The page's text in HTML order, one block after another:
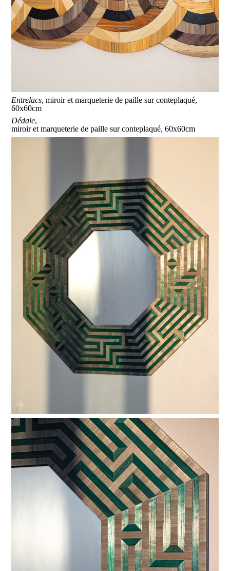
Entrelacs, miroir et marqueterie de paille sur conteplaqué,
60x60cm
Dédale,
miroir et marqueterie de paille sur conteplaqué, 60x60cm